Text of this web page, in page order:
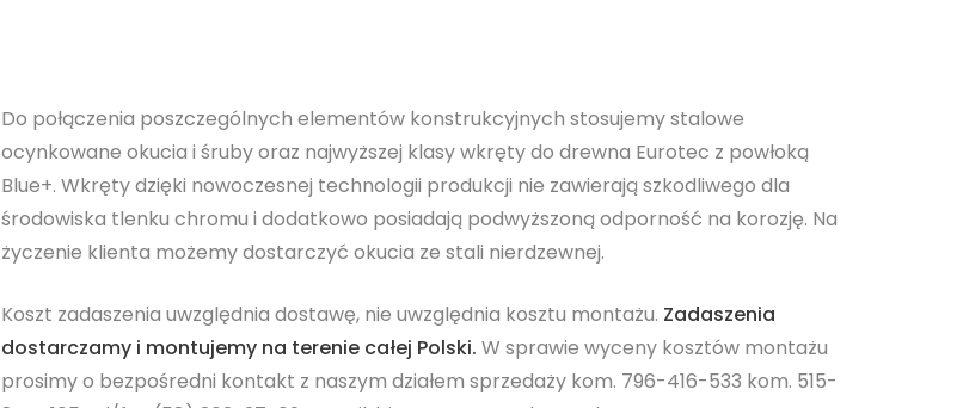
Do połączenia poszczególnych elementów konstrukcyjnych stosujemy stalowe
ocynkowane okucia i śruby oraz najwyższej klasy wkręty do drewna Eurotec z powłoką
Blue+. Wkręty dzięki nowoczesnej technologii produkcji nie zawierają szkodliwego dla
środowiska tlenku chromu i dodatkowo posiadają podwyższoną odporność na korozję. Na
życzenie klienta możemy dostarczyć okucia ze stali nierdzewnej.
Koszt zadaszenia uwzględnia dostawę, nie uwzględnia kosztu montażu. Zadaszenia
dostarczamy i montujemy na terenie całej Polski. W sprawie wyceny kosztów montażu
prosimy o bezpośredni kontakt z naszym działem sprzedaży kom. 796-416-533 kom. 515-